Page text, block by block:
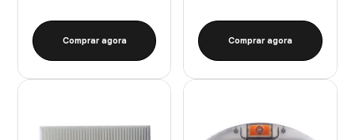
Comprar agora Comprar agora